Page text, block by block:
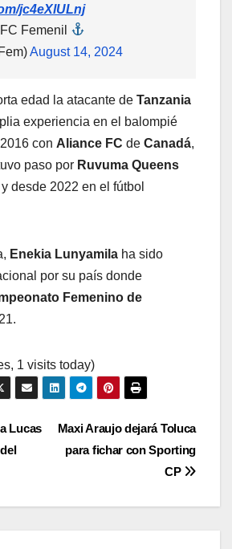
jc4eXlULnj
Femenil
August 14, 2024
edad la atacante de Tanzania
experiencia en el balompié
con Aliance FC de Canadá,
paso por Ruvuma Queens
desde 2022 en el fútbol
Enekia Lunyamila ha sido
por su país donde
Femenino de
1 visits today)
Maxi Araujo dejará Toluca
para fichar con Sporting
CP
Lucas